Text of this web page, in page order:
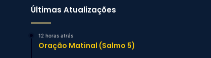
Últimas Atualizações
12 horas atrás
Oração Matinal (Salmo 5)